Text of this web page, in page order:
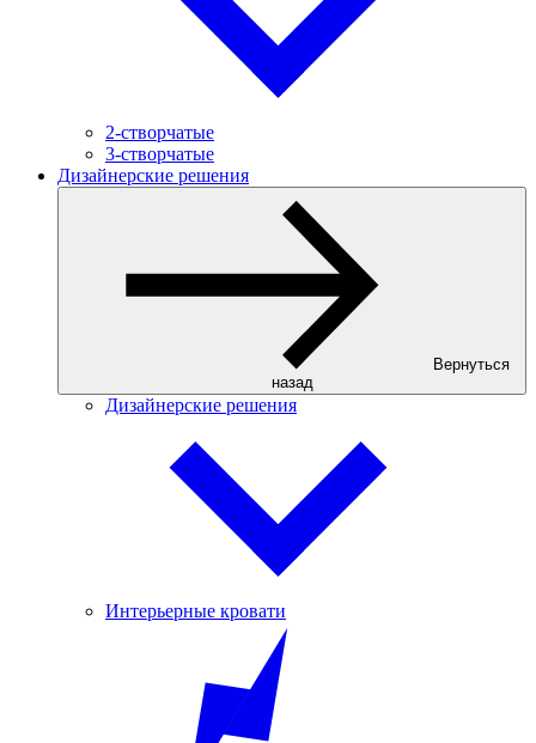
2-створчатые
3-створчатые
Дизайнерские решения
Вернуться
назад
Дизайнерские решения
Интерьерные кровати